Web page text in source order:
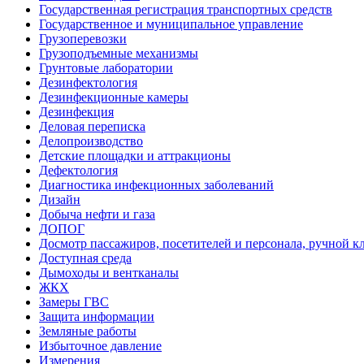
Государственная регистрация транспортных средств
Государственное и муниципальное управление
Грузоперевозки
Грузоподъемные механизмы
Грунтовые лаборатории
Дезинфектология
Дезинфекционные камеры
Дезинфекция
Деловая переписка
Делопроизводство
Детские площадки и аттракционы
Дефектология
Диагностика инфекционных заболеваний
Дизайн
Добыча нефти и газа
ДОПОГ
Досмотр пассажиров, посетителей и персонала, ручной
Доступная среда
Дымоходы и вентканалы
ЖКХ
Замеры ГВС
Защита информации
Земляные работы
Избыточное давление
Измерения